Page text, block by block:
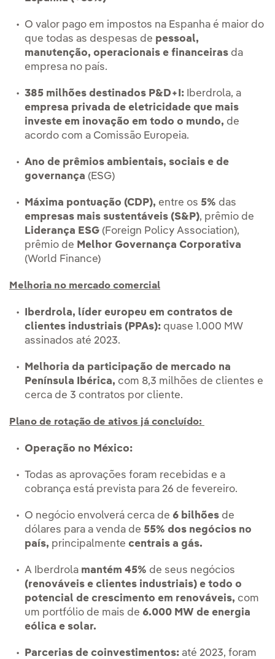
O valor pago em impostos na Espanha é maior do
que todas as despesas de pessoal,
manutenção, operacionais e financeiras da
empresa no país.
385 milhões destinados P&D+I: Iberdrola, a
empresa privada de eletricidade que mais
investe em inovação em todo o mundo, de
acordo com a Comissão Europeia.
Ano de prêmios ambientais, sociais e de
governança (ESG)
Máxima pontuação (CDP), entre os 5% das
empresas mais sustentáveis (S&P), prêmio de
Liderança ESG (Foreign Policy Association),
prêmio de Melhor Governança Corporativa
(World Finance)
Melhoria no mercado comercial
Iberdrola, líder europeu em contratos de
clientes industriais (PPAs): quase 1.000 MW
assinados até 2023.
Melhoria da participação de mercado na
Península Ibérica, com 8,3 milhões de clientes e
cerca de 3 contratos por cliente.
Plano de rotação de ativos já concluído:
Operação no México:
Todas as aprovações foram recebidas e a
cobrança está prevista para 26 de fevereiro.
O negócio envolverá cerca de 6 bilhões de
dólares para a venda de 55% dos negócios no
país, principalmente centrais a gás.
A Iberdrola mantém 45% de seus negócios
(renováveis e clientes industriais) e todo o
potencial de crescimento em renováveis, com
um portfólio de mais de 6.000 MW de energia
eólica e solar.
Parcerias de coinvestimentos: até 2023, foram